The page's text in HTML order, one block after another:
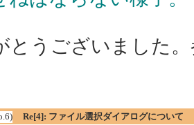
とうございました
Re[4]: ファイル選択ダイアログについて